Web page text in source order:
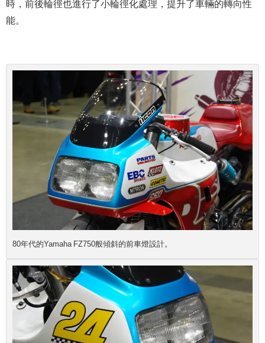
時，前後輪徑也進行了小輪徑化處理，提升了車輛的轉向性
能。
80年代的Yamaha FZ750般傾斜的前車燈設計。